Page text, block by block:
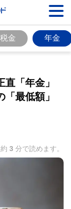
税金 年金
直「年金」
最低額」
3 分で読めます。